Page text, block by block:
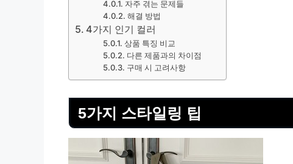
자주 겪는 문제들
해결 방법
4가지 인기 컬러
상품 특징 비교
다른 제품과의 차이점
구매 시 고려사항
5가지 스타일링 팁